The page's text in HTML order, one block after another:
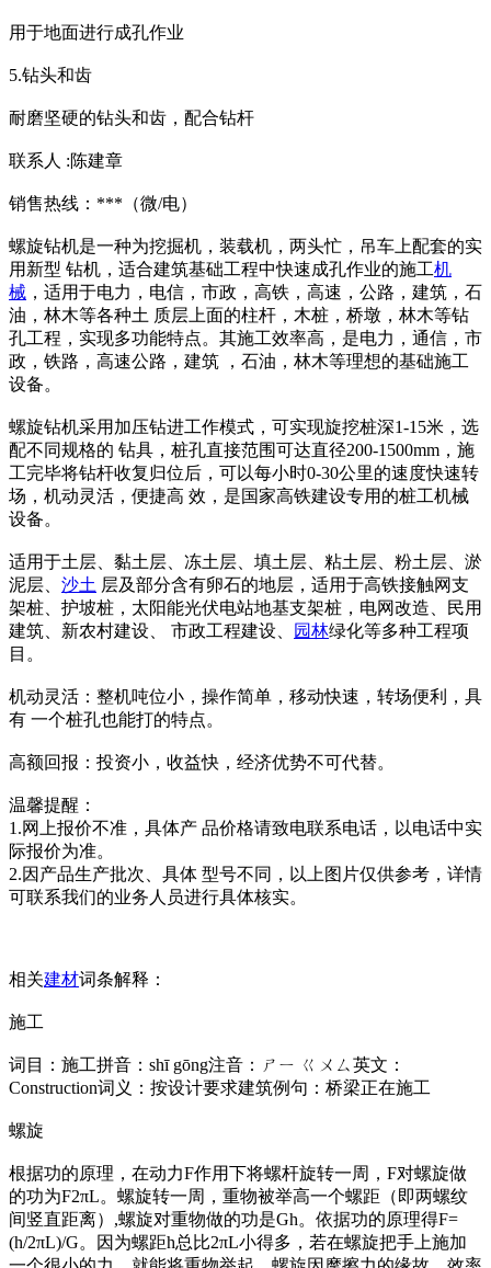
用于地面进行成孔作业
5.钻头和齿
耐磨坚硬的钻头和齿，配合钻杆
联系人 :陈建章
销售热线：***（微/电）
螺旋钻机是一种为挖掘机，装载机，两头忙，吊车上配套的实
用新型 钻机，适合建筑基础工程中快速成孔作业的施工机
械 ，适用于电力，电信，市政，高铁，高速，公路，建筑，石
油，林木等各种土 质层上面的柱杆，木桩，桥墩，林木等钻
孔工程，实现多功能特点。其施工效率高，是电力，通信，市
政，铁路，高速公路，建筑 ，石油，林木等理想的基础施工
设备。
螺旋钻机采用加压钻进工作模式，可实现旋挖桩深1-15米，选
配不同规格的 钻具，桩孔直接范围可达直径200-1500mm，施
工完毕将钻杆收复归位后，可以每小时0-30公里的速度快速转
场，机动灵活，便捷高 效，是国家高铁建设专用的桩工机械
设备。
适用于土层、黏土层、冻土层、填土层、粘土层、粉土层、淤
泥层、 沙土 层及部分含有卵石的地层，适用于高铁接触网支
架桩、护坡桩，太阳能光伏电站地基支架桩，电网改造、民用
建筑、新农村建设、 市政工程建设、
园林绿化等多种工程项
目。
机动灵活：整机吨位小，操作简单，移动快速，转场便利，具
有 一个桩孔也能打的特点。
高额回报：投资小，收益快，经济优势不可代替。
温馨提醒：
1.网上报价不准，具体产 品价格请致电联系电话，以电话中实
际报价为准。
2.因产品生产批次、具体 型号不同，以上图片仅供参考，详情
可联系我们的业务人员进行具体核实。
相关建材词条解释：
施工
词目：施工拼音：shī gōng注音：ㄕㄧ ㄍㄨㄙ英文：
Construction词义：按设计要求建筑例句：桥梁正在施工
螺旋
根据功的原理，在动力F作用下将螺杆旋转一周，F对螺旋做
的功为F2πL。螺旋转一周，重物被举高一个螺距（即两螺纹
间竖直距离）,螺旋对重物做的功是Gh。依据功的原理得F=
(h/2πL)/G。因为螺距h总比2πL小得多，若在螺旋把手上施加